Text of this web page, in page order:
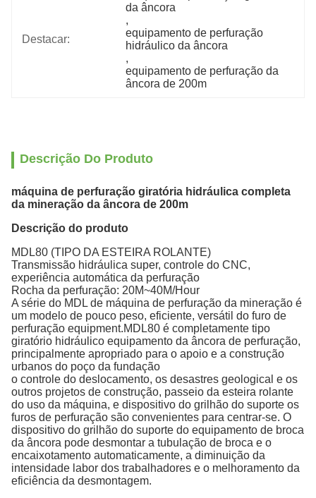
Destacar:
da âncora
,
equipamento de perfuração
hidráulico da âncora
,
equipamento de perfuração da
âncora de 200m
Descrição Do Produto
máquina de perfuração giratória hidráulica completa
da mineração da âncora de 200m
Descrição do produto
MDL80 (TIPO DA ESTEIRA ROLANTE)
Transmissão hidráulica super, controle do CNC,
experiência automática da perfuração
Rocha da perfuração: 20M~40M/Hour
A série do MDL de máquina de perfuração da mineração é
um modelo de pouco peso, eficiente, versátil do furo de
perfuração equipment.MDL80 é completamente tipo
giratório hidráulico equipamento da âncora de perfuração,
principalmente apropriado para o apoio e a construção
urbanos do poço da fundação
o controle do deslocamento, os desastres geological e os
outros projetos de construção, passeio da esteira rolante
do uso da máquina, e dispositivo do grilhão do suporte os
furos de perfuração são convenientes para centrar-se. O
dispositivo do grilhão do suporte do equipamento de broca
da âncora pode desmontar a tubulação de broca e o
encaixotamento automaticamente, a diminuição da
intensidade labor dos trabalhadores e o melhoramento da
eficiência da desmontagem.